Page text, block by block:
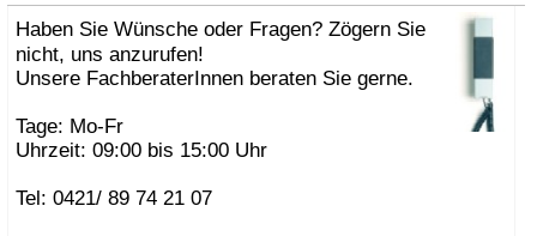
Haben Sie Wünsche oder Fragen? Zögern Sie
nicht, uns anzurufen!
Unsere FachberaterInnen beraten Sie gerne.
Tage: Mo-Fr
Uhrzeit: 09:00 bis 15:00 Uhr
Tel: 0421/ 89 74 21 07